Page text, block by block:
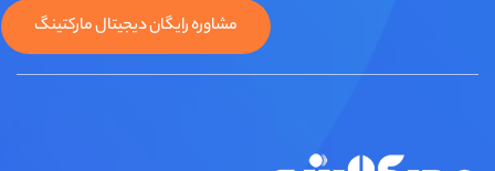
مشاوره رایگان دیجیتال مارکتینگ